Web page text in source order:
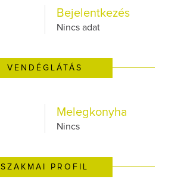
Bejelentkezés
Nincs adat
VENDÉGLÁTÁS
Melegkonyha
Nincs
SZAKMAI PROFIL